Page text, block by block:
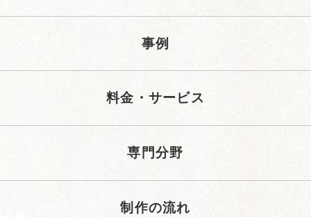
事例
料金・サービス
専門分野
制作の流れ